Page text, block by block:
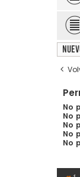
No
No
No
No
No